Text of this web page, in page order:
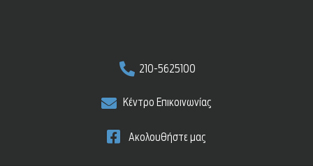
210-5625100
Κέντρο Επικοινωνίας
Ακολουθήστε μας